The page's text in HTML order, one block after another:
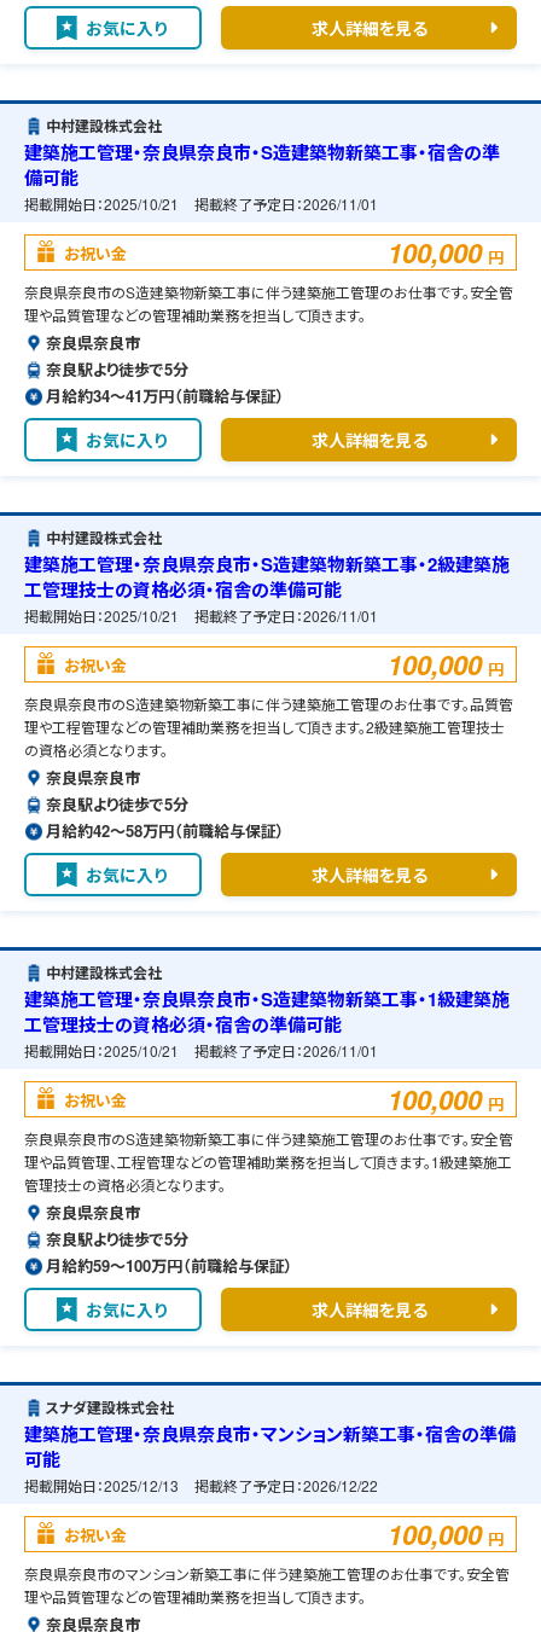
お気に入り 求人詳細を見る
中村建設株式会社
建築施工管理・奈良県奈良市・S造建築物新築工事・宿舎の準
備可能
掲載開始日：2025/10/21 掲載終了予定日：2026/11/01
お祝い金 100,000 円
奈良県奈良市のS造建築物新築工事に伴う建築施工管理のお仕事です。安全管
理や品質管理などの管理補助業務を担当して頂きます。
奈良県奈良市
奈良駅より徒歩で5分
月給約34〜41万円（前職給与保証）
お気に入り 求人詳細を見る
中村建設株式会社
建築施工管理・奈良県奈良市・S造建築物新築工事・2級建築施
工管理技士の資格必須・宿舎の準備可能
掲載開始日：2025/10/21 掲載終了予定日：2026/11/01
お祝い金 100,000 円
奈良県奈良市のS造建築物新築工事に伴う建築施工管理のお仕事です。品質管
理や工程管理などの管理補助業務を担当して頂きます。2級建築施工管理技士
の資格必須となります。
奈良県奈良市
奈良駅より徒歩で5分
月給約42〜58万円（前職給与保証）
お気に入り 求人詳細を見る
中村建設株式会社
建築施工管理・奈良県奈良市・S造建築物新築工事・1級建築施
工管理技士の資格必須・宿舎の準備可能
掲載開始日：2025/10/21 掲載終了予定日：2026/11/01
お祝い金 100,000 円
奈良県奈良市のS造建築物新築工事に伴う建築施工管理のお仕事です。安全管
理や品質管理、工程管理などの管理補助業務を担当して頂きます。1級建築施工
管理技士の資格必須となります。
奈良県奈良市
奈良駅より徒歩で5分
月給約59〜100万円（前職給与保証）
お気に入り 求人詳細を見る
スナダ建設株式会社
建築施工管理・奈良県奈良市・マンション新築工事・宿舎の準備
可能
掲載開始日：2025/12/13 掲載終了予定日：2026/12/22
お祝い金 100,000 円
奈良県奈良市のマンション新築工事に伴う建築施工管理のお仕事です。安全管
理や品質管理などの管理補助業務を担当して頂きます。
奈良県奈良市